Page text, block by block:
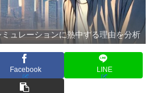
ュレーションに熱中する理由を分析
Facebook LINE